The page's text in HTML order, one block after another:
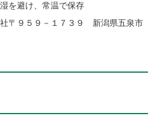
を避け、常温で保存
〒９５９－１７３９ 新潟県五泉市